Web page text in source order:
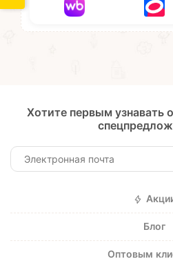
Хотите первым узнавать
Блог
Оптовым